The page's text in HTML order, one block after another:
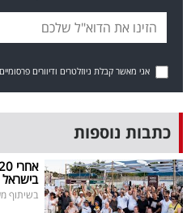
באייס
עקבו
אחרינו:
אני מאשר קבלת ניוזלטרים ודיוורים
כתבות נוספות
בישראל
בשיתוף